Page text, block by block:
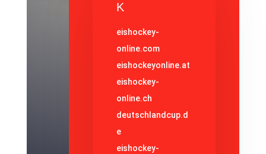
K
eishockey-
online.com
eishockeyonline.at
eishockey-
online.ch
deutschlandcup.d
e
eishockey-